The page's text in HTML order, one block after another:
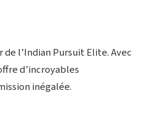
l’Indian Pursuit Elite. Avec
d’incroyables
inégalée.